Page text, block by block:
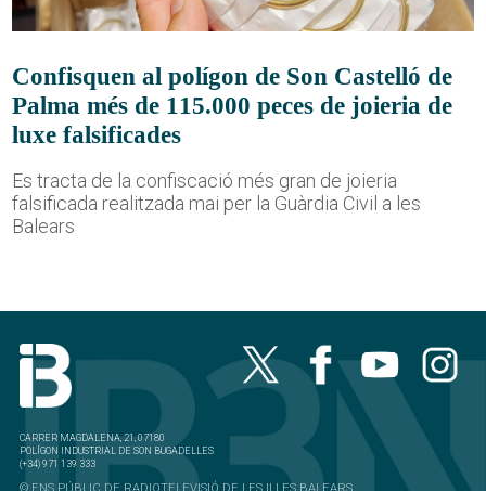
Confisquen al polígon de Son Castelló de
Palma més de 115.000 peces de joieria de
luxe falsificades
Es tracta de la confiscació més gran de joieria
falsificada realitzada mai per la Guàrdia Civil a les
Balears
CARRER MAGDALENA, 21, 07180
POLÍGON INDUSTRIAL DE SON BUGADELLES
(+34) 971 139 333